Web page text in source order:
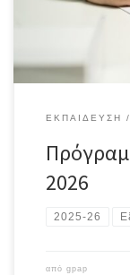
ΕΚΠΑΊΔΕΥΣΗ
2026
2025-26
από gpap